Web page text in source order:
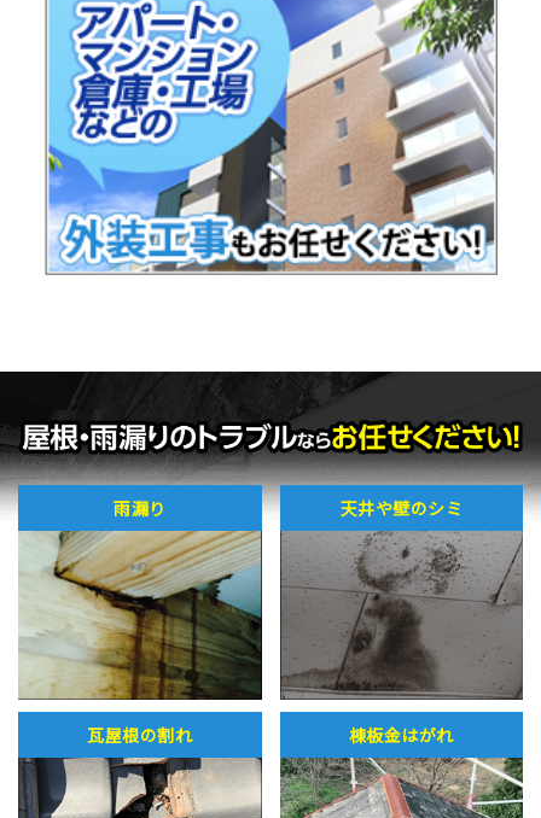
雨漏り 天井や壁のシミ
瓦屋根の割れ 棟板金はがれ